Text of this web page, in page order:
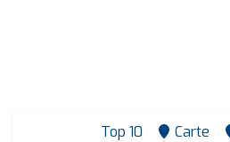
Top 10 Carte